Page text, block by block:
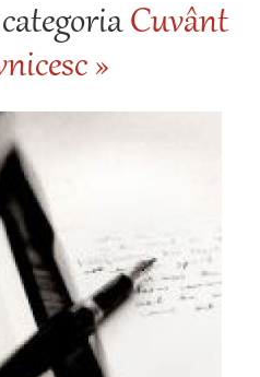
Cuvânt
»